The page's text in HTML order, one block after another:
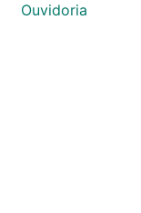
Ouvidoria